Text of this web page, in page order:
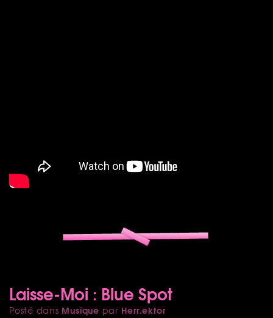
Laisse-Moi : Blue Spot
Posté dans Musique par Herr.ektor